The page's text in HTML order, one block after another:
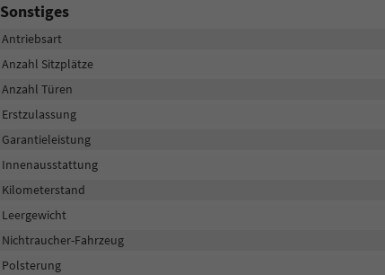
Sonstiges
Antriebsart
Anzahl Sitzplätze
Anzahl Türen
Erstzulassung
Garantieleistung
Innenausstattung
Kilometerstand
Leergewicht
Nichtraucher-Fahrzeug
Polsterung